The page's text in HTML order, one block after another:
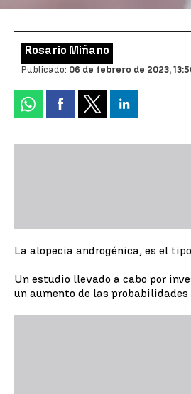
Rosario Miñano
Publicado: 06 de febrero de 2023,
La alopecia androgénica, es el
Un estudio llevado a cabo por
un aumento de las